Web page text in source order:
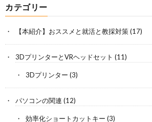
カテゴリー
【本紹介】おススメと就活と教採対策(17)
3DプリンターとVRヘッドセット (11)
3Dプリンター (3)
パソコンの関連 (12)
効率化ショートカットキー (3)